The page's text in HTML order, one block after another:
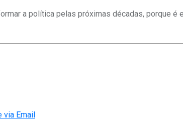
a política pelas próximas décadas, porque
via Email